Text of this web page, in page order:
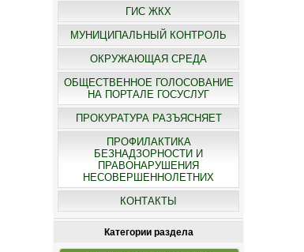
ГИС ЖКХ
МУНИЦИПАЛЬНЫЙ КОНТРОЛЬ
ОКРУЖАЮЩАЯ СРЕДА
ОБЩЕСТВЕННОЕ ГОЛОСОВАНИЕ
НА ПОРТАЛЕ ГОСУСЛУГ
ПРОКУРАТУРА РАЗЪЯСНЯЕТ
ПРОФИЛАКТИКА
БЕЗНАДЗОРНОСТИ И
ПРАВОНАРУШЕНИЯ
НЕСОВЕРШЕННОЛЕТНИХ
КОНТАКТЫ
Категории раздела